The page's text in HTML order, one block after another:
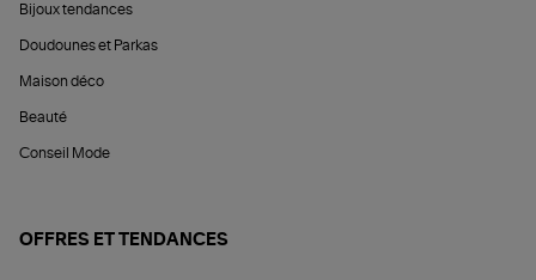
Bijoux tendances
Doudounes et Parkas
Maison déco
Beauté
Conseil Mode
OFFRES ET TENDANCES